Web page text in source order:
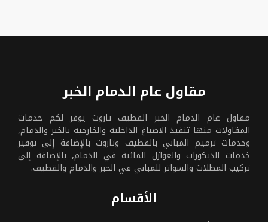
مقاول عام الدمام الخبر
مقاول عام الدمام الخبر القطيف تاروت يوفر لكم خدمات
المقاولات منها تنفيذ الاصباغ الداخلية والخارجية بالخبر والدمام,
وخدمات ترميم المباني بالقطيف وتاروت بالإضافة إلى توفير
خدمات الديكورات والعوازل المائية في الدمام, بالإضافة إلى
تركيب المظلات والسواتر للمباني في الخبر والدمام والقطيف.
الأقسام